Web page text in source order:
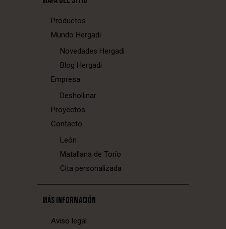
Productos
Mundo Hergadi
Novedades Hergadi
Blog Hergadi
Empresa
Deshollinar
Proyectos
Contacto
León
Matallana de Torío
Cita personalizada
MÁS INFORMACIÓN
Aviso legal